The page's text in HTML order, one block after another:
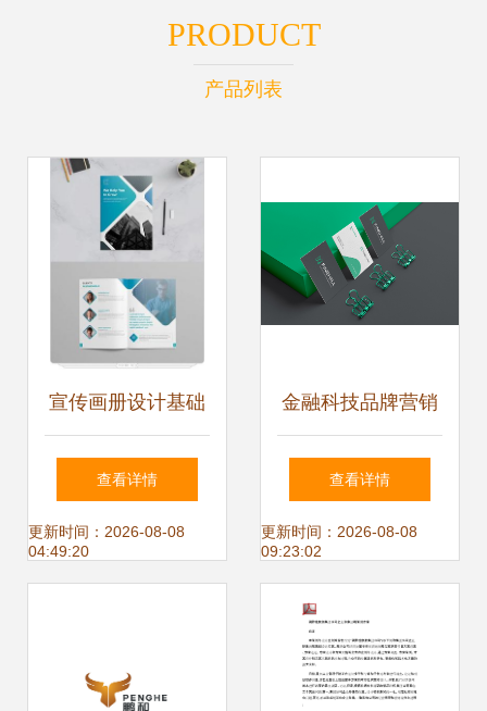
PRODUCT
产品列表
宣传画册设计基础
与企业形象策划
查看详情
更新时间：2026-08-08
04:49:20
金融科技品牌营销
策划与视觉识别开
发案例赏析
查看详情
更新时间：2026-08-08
09:23:02